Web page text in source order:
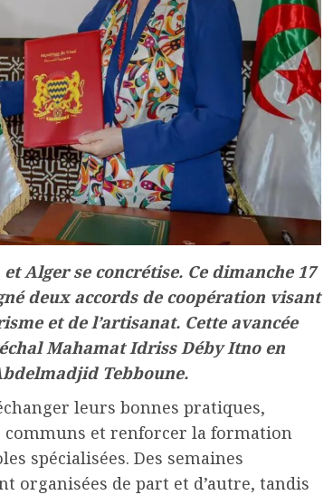
Alger se concrétise. Ce dimanche 17
deux accords de coopération visant
et de l’artisanat. Cette avancée
Mahamat Idriss Déby Itno en
Tebboune.
leurs bonnes pratiques,
et renforcer la formation
spécialisées. Des semaines
organisées de part et d’autre, tandis